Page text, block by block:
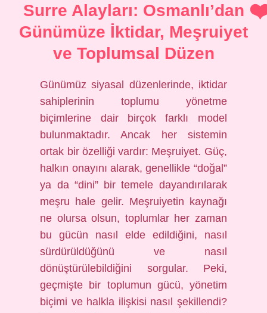
Surre Alayları: Osmanlı’dan
Günümüze İktidar, Meşruiyet
ve Toplumsal Düzen
Günümüz siyasal düzenlerinde, iktidar
sahiplerinin toplumu yönetme
biçimlerine dair birçok farklı model
bulunmaktadır. Ancak her sistemin
ortak bir özelliği vardır: Meşruiyet. Güç,
halkın onayını alarak, genellikle “doğal”
ya da “dini” bir temele dayandırılarak
meşru hale gelir. Meşruiyetin kaynağı
ne olursa olsun, toplumlar her zaman
bu gücün nasıl elde edildiğini, nasıl
sürdürüldüğünü ve nasıl
dönüştürülebildiğini sorgular. Peki,
geçmişte bir toplumun gücü, yönetim
biçimi ve halkla ilişkisi nasıl şekillendi?